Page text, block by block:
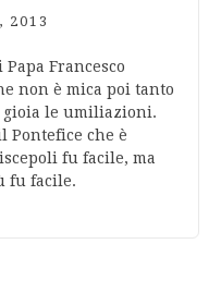
2013
Francesco
non è mica poi tanto
gioia le umiliazioni.
Pontefice che è
fu facile, ma
fu facile.